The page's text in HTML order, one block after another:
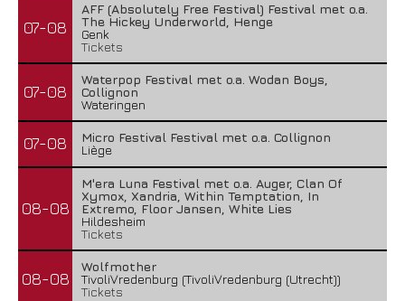
07-08
AFF (Absolutely Free Festival) Festival met o.a.
The Hickey Underworld, Henge
Genk
Tickets
07-08
Waterpop Festival met o.a. Wodan Boys,
Collignon
Wateringen
07-08
Micro Festival Festival met o.a. Collignon
Liège
08-08
M'era Luna Festival met o.a. Auger, Clan Of
Xymox, Xandria, Within Temptation, In
Extremo, Floor Jansen, White Lies
Hildesheim
Tickets
08-08
Wolfmother
TivoliVredenburg (TivoliVredenburg (Utrecht))
Tickets